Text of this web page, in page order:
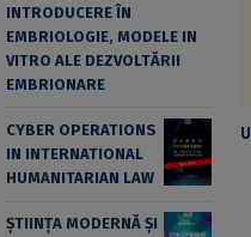
INTRODUCERE ÎN
EMBRIOLOGIE, MODELE IN
VITRO ALE DEZVOLTĂRII
EMBRIONARE
CYBER OPERATIONS
IN INTERNATIONAL
HUMANITARIAN LAW
ȘTIINȚA MODERNĂ ȘI